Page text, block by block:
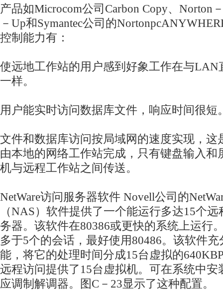
产品如Microcom公司Carbon Copy、Norton
－Up和Symantec公司的
控制能力有：
使远地工作站的用户感到好象工作在与LAN
一样。
用户能实时访问数据库文件，响应时间很短
文件和数据库访问按局域网的速度实现，这
由本地的网络工作站完成，只有键盘输入和
机与远程工作站之间传送。
NetWare访问服务器软件 Novell公司的
（NAS）软件提供了一个能运行多达15个
务器。该软件在80386或更快的系统上运行
多于5个的会话，最好使用80486。该软件充
能，将它的处理时间分成15台虚拟的
远程访问提供了15台虚拟机。可在系统中安
应调制解调器。图C－23显示了这种配置。